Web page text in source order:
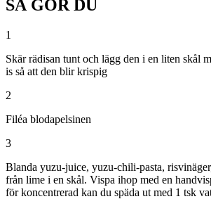
SÅ GÖR DU
1
Skär rädisan tunt och lägg den i en liten skål
is så att den blir krispig
2
Filéa blodapelsinen
3
Blanda yuzu-juice, yuzu-chili-pasta,
från lime i en skål. Vispa ihop med en
för koncentrerad kan du späda ut med 1 tsk